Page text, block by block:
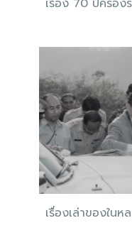
เรื่อง 70 ปีครอง
เรื่องเล่าของใน